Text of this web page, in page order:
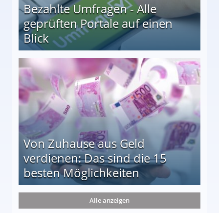
Bezahlte Umfragen - Alle
geprüften Portale auf einen
Blick
auf einen Blick
Von Zuhause aus Geld
verdienen: Das sind die 15
besten Möglichkeiten
die 15 besten Möglichkeiten
Alle anzeigen